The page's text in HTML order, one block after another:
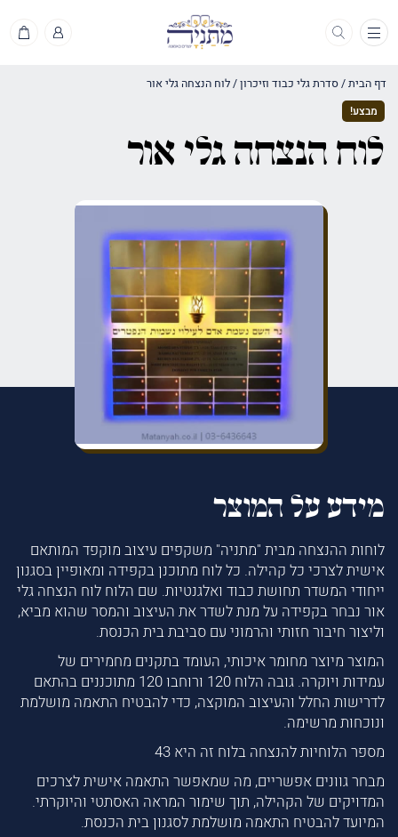
תפריט
דף הבית/סדרת גלי כבוד וזיכרון/לוח הנצחה גלי אור
מבצע!
לוח הנצחה גלי אור
מידע על המוצר
לוחות ההנצחה מבית "מתניה" משקפים עיצוב מוקפד המותאם
אישית לצרכי כל קהילה. כל לוח מתוכנן בקפידה ומאופיין בסגנון
ייחודי המשדר תחושת כבוד ואלגנטיות. שם הלוח לוח הנצחה גלי
אור נבחר בקפידה על מנת לשדר את העיצוב והמסר שהוא מביא,
וליצור חיבור חזותי והרמוני עם סביבת בית הכנסת.
המוצר מיוצר מחומר איכותי, העומד בתקנים מחמירים של
עמידות ויוקרה. גובה הלוח 120 ורוחבו 120 מתוכננים בהתאם
לדרישות החלל והעיצוב המוקצה, כדי להבטיח התאמה מושלמת
ונוכחות מרשימה.
מספר הלוחיות להנצחה בלוח זה היא 43
מבחר גוונים אפשריים, מה שמאפשר התאמה אישית לצרכים
המדויקים של הקהילה, תוך שימור המראה האסתטי והיוקרתי.
המיועד להבטיח התאמה מושלמת לסגנון בית הכנסת.